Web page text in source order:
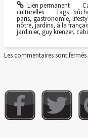
Lien permanent
culturelles Tags :
paris, gastronomie,
nôtre,jardins, à la
jardinier, guy krenzer,
Les commentaires sont fermés.